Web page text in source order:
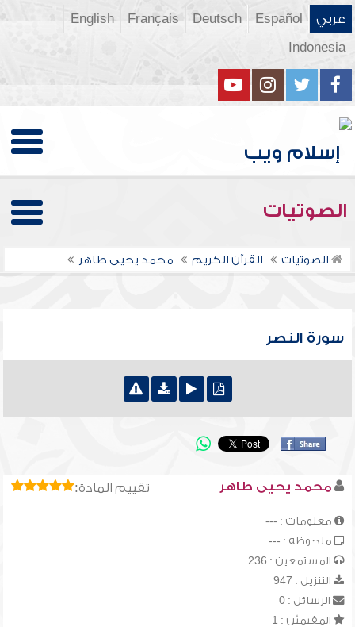
عربي Español
Deutsch
Français
English
Indonesia
الصوتيات
الصوتيات القرآن الكريم محمد يحيى طاهر
سورة النصر
تقييم المادة: محمد يحيى طاهر
معلومات : ---
ملحوظة : ---
المستمعين : 236
التنزيل : 947
الرسائل : 0
المقيميّن : 1